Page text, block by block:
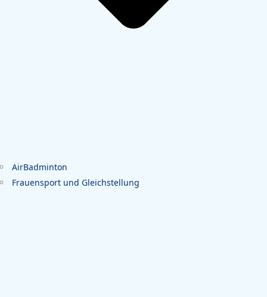
AirBadminton
Frauensport und Gleichstellung